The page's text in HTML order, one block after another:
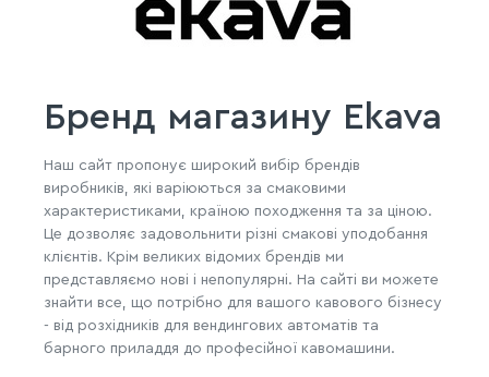
Бренд магазину Ekava
Наш сайт пропонує широкий вибір брендів
виробників, які варіюються за смаковими
характеристиками, країною походження та за ціною.
Це дозволяє задовольнити різні смакові уподобання
клієнтів. Крім великих відомих брендів ми
представляємо нові і непопулярні. На сайті ви можете
знайти все, що потрібно для вашого кавового бізнесу
- від розхідників для вендингових автоматів та
барного приладдя до професійної кавомашини.